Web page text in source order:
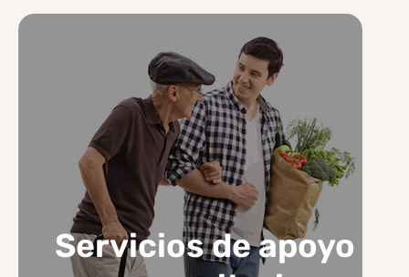
Servicios de apoyo